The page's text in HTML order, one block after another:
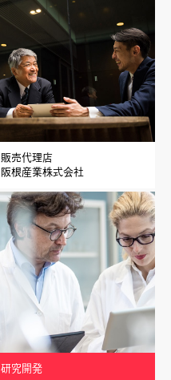
販売代理店
阪根産業株式会社
研究開発